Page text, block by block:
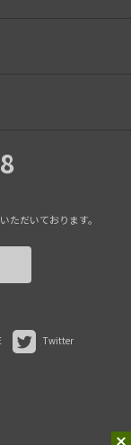
だいております。
Twitter